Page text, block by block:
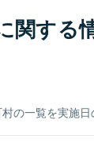
関する
の一覧を実施日